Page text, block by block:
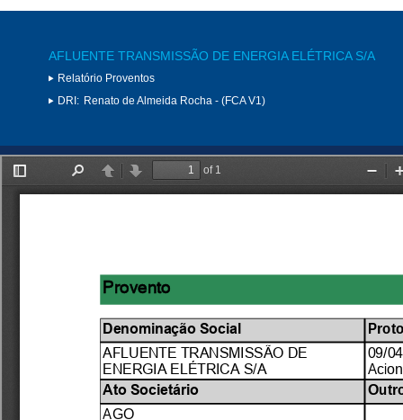
AFLUENTE TRANSMISSÃO DE ENERGIA ELÉTRICA S/A
Relatório Proventos
DRI: Renato de Almeida Rocha - (FCA V1)